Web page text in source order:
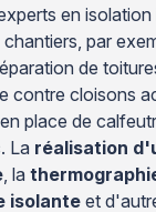
en
par
de
contre cloisons
place de
La réalisation
, la
isolanteet